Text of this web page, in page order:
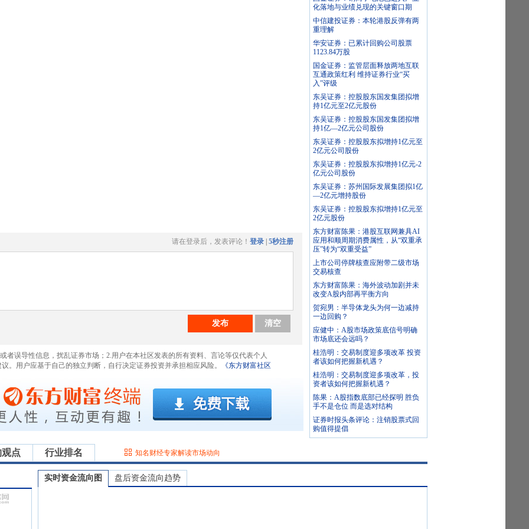
请在登录后，发表评论！ 登录 5秒注册
发布 清空
者误导性信息，扰乱证券市场；2.用户在本社区发表的所有资料、言论等仅代表个人
。用户应基于自己的独立判断，自行决定证券投资并承担相应风险。
《东方财富社区
化落地与业绩兑现的关键窗口期
中信建投证券：本轮港股反弹有两
重理解
华安证券：已累计回购公司股票
1123.84万股
国金证券：监管层面释放两地互联
互通政策红利 维持证券行业“买
入”评级
东吴证券：控股股东国发集团拟增
持1亿元至2亿元股份
东吴证券：控股股东国发集团拟增
持1亿—2亿元公司股份
东吴证券：控股股东拟增持1亿元至
2亿元公司股份
东吴证券：控股股东拟增持1亿元-2
亿元公司股份
东吴证券：苏州国际发展集团拟1亿
—2亿元增持股份
东吴证券：控股股东拟增持1亿元至
2亿元股份
东方财富陈果：港股互联网兼具AI
应用和顺周期消费属性，从“双重承
压”转为“双重受益”
上市公司停牌核查应附带二级市场
交易核查
东方财富陈果：海外波动加剧并未
改变A股内部再平衡方向
贺宛男：半导体龙头为何一边减持
一边回购？
应健中：A股市场政策底信号明确
市场底还会远吗？
桂浩明：交易制度迎多项改革 投资
者该如何把握新机遇？
桂浩明：交易制度迎多项改革，投
资者该如何把握新机遇？
陈果：A股指数底部已经探明 胜负
手不是仓位 而是选对结构
证券时报头条评论：注销股票式回
购值得提倡
点 行业排名 知名财经专家解读市场动向
实时资金流向图 盘后资金流向趋势